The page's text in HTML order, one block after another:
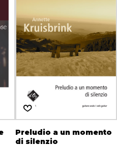
Preludio a un momento
di silenzio